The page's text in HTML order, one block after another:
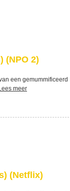
(NPO 2)
een gemummificeerd
meer
(Netflix)